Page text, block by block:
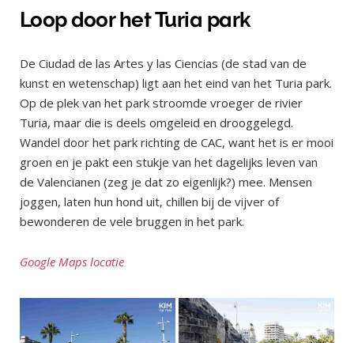
Loop door het Turia park
De Ciudad de las Artes y las Ciencias (de stad van de
kunst en wetenschap) ligt aan het eind van het Turia park.
Op de plek van het park stroomde vroeger de rivier
Turia, maar die is deels omgeleid en drooggelegd.
Wandel door het park richting de CAC, want het is er mooi
groen en je pakt een stukje van het dagelijks leven van
de Valencianen (zeg je dat zo eigenlijk?) mee. Mensen
joggen, laten hun hond uit, chillen bij de vijver of
bewonderen de vele bruggen in het park.
Google Maps locatie